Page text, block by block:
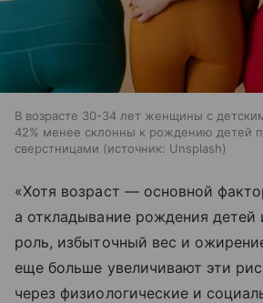
В возрасте 30-34 лет женщины с
42% менее склонны к рождению детей
сверстницами
источник: Unsplash
«Хотя возраст — основной
а откладывание рождения детей
роль, избыточный вес и
еще больше увеличивают эти
через физиологические и